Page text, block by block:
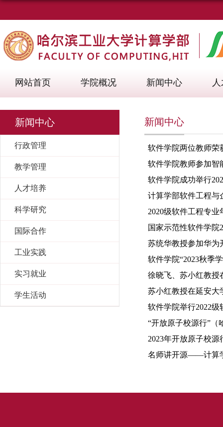
网站首页 学院概况 新闻中心
新闻中心
行政管理
教学管理
人才培养
科学研究
国际合作
工业实践
实习就业
学生活动
新闻中心
软件学院两位教师荣
软件学院教师参加智
软件学院成功举行
计算学部软件工程与
2020级软件工程专
国家示范性软件学院
苏统华教授参加华为
软件学院“2023秋季
徐晓飞、苏小红教授
苏小红教授在延安大
软件学院举行2022
“开放原子校源行”（
2023年开放原子校
名师讲开源——计算